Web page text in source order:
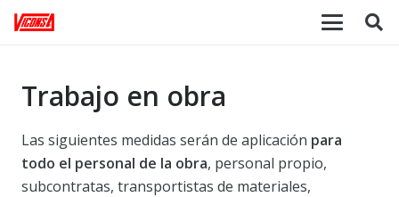
Trabajo en obra
Las siguientes medidas serán de aplicación para
todo el personal de la obra, personal propio,
subcontratas, transportistas de materiales,